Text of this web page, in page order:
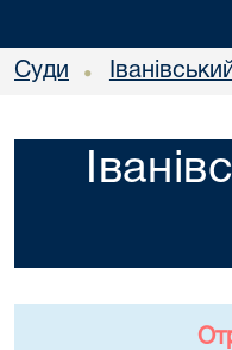
Суди •